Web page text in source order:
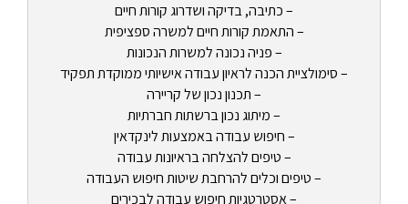
– כתיבה, בדיקה ושדרוג קורות חיים
– התאמת קורות חיים למשרה ספציפית
– פניה נכונה למשרות הנכונות
– סימולציית הכנה לראיון עבודה אישיותי ממוקדת תפקיד
– תכנון נכון של קריירה
– מיתוג נכון ברשתות חברתיות
– חיפוש עבודה באמצעות לינקדאין
– טיפים להצלחה בראיונות עבודה
– טיפים וכלים להרחבת שיטות חיפוש העבודה
– אסטרטגיות חיפוש עבודה לבכירים